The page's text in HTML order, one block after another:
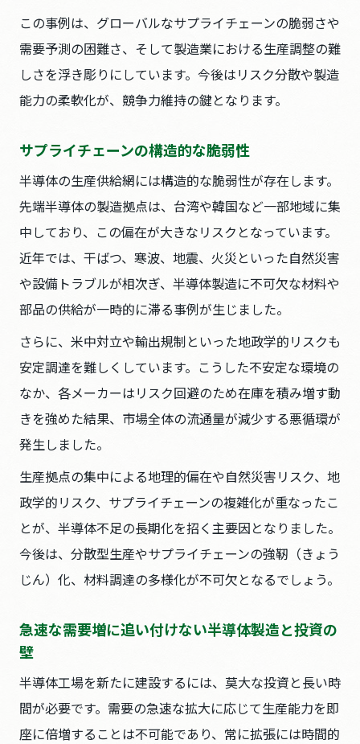
この事例は、グローバルなサプライチェーンの脆弱さや
需要予測の困難さ、そして製造業における生産調整の難
しさを浮き彫りにしています。今後はリスク分散や製造
能力の柔軟化が、競争力維持の鍵となります。
サプライチェーンの構造的な脆弱性
半導体の生産供給網には構造的な脆弱性が存在します。
先端半導体の製造拠点は、台湾や韓国など一部地域に集
中しており、この偏在が大きなリスクとなっています。
近年では、干ばつ、寒波、地震、火災といった自然災害
や設備トラブルが相次ぎ、半導体製造に不可欠な材料や
部品の供給が一時的に滞る事例が生じました。
さらに、米中対立や輸出規制といった地政学的リスクも
安定調達を難しくしています。こうした不安定な環境の
なか、各メーカーはリスク回避のため在庫を積み増す動
きを強めた結果、市場全体の流通量が減少する悪循環が
発生しました。
生産拠点の集中による地理的偏在や自然災害リスク、地
政学的リスク、サプライチェーンの複雑化が重なったこ
とが、半導体不足の長期化を招く主要因となりました。
今後は、分散型生産やサプライチェーンの強靭（きょう
じん）化、材料調達の多様化が不可欠となるでしょう。
急速な需要増に追い付けない半導体製造と投資の
壁
半導体工場を新たに建設するには、莫大な投資と長い時
間が必要です。需要の急速な拡大に応じて生産能力を即
座に倍増することは不可能であり、常に拡張には時間的